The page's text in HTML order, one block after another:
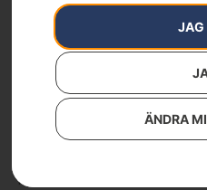
JAG
ÄNDRA
Artikelnummer:
för
Reservdelar &
319kr–9
Husqvarna X-CUT™ C33 är
heltid med 45-60cc